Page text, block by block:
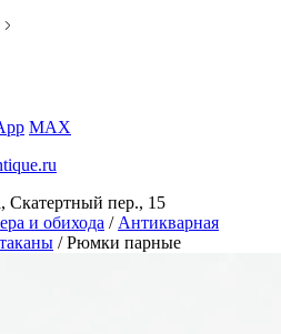
MAX
Скатертный пер., 15
и обихода / Антикварная
/ Рюмки парные